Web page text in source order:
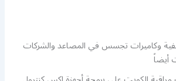
وكاميرات تجسس في المصاعد والشركات
أيضاً